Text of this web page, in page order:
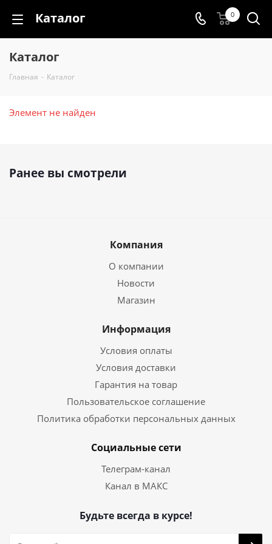
Каталог 0
Каталог
Главная - Каталог
Элемент не найден
Ранее вы смотрели
Компания
О компании
Новости
Магазин
Информация
Условия оплаты
Условия доставки
Гарантия на товар
Пользовательское соглашение
Политика обработки персональных данных
Социальные сети
Телеграм-канал
Канал в МАКС
Будьте всегда в курсе!